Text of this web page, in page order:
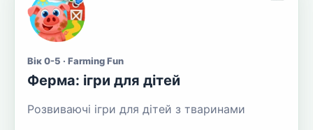
Вік 0-5 · Farming Fun
Ферма: ігри для дітей
Розвиваючі ігри для дітей з тваринами